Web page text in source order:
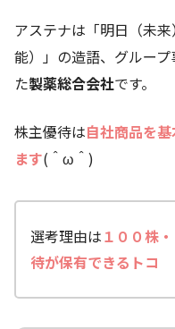
アステナは「明日（未
能）」の造語、グルー
た製薬総合会社です。
株主優待は自社商品を
ます(＾ω＾)
選考理由は１００株
待が保有できるトコ